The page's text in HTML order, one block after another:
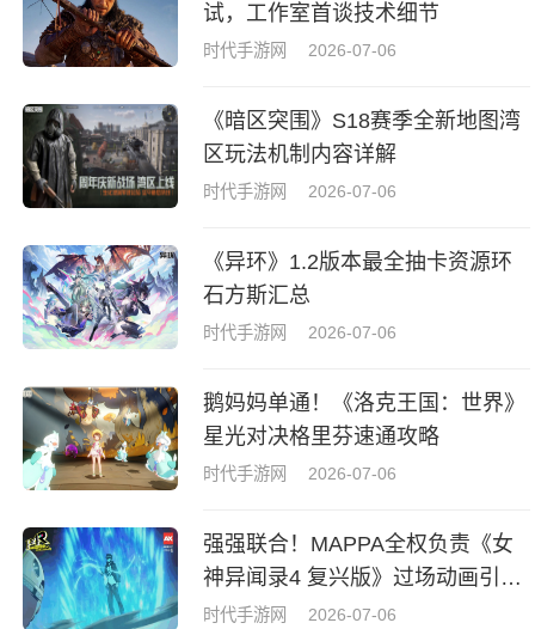
试，工作室首谈技术细节
时代手游网 2026-07-06
《暗区突围》S18赛季全新地图湾
区玩法机制内容详解
时代手游网 2026-07-06
《异环》1.2版本最全抽卡资源环
石方斯汇总
时代手游网 2026-07-06
鹅妈妈单通！《洛克王国：世界》
星光对决格里芬速通攻略
时代手游网 2026-07-06
强强联合！MAPPA全权负责《女
神异闻录4 复兴版》过场动画引热
议
时代手游网 2026-07-06